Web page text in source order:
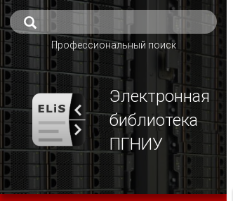
Профессиональный поиск
Электронная
библиотека
ПГНИУ